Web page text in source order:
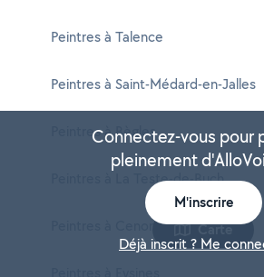
Peintres à Talence
Peintres à Saint-Médard-en-Jalles
Peintres à Bègles
Peintres à La Teste-de-Buch
Peintres à Cenon Carte
Connectez-vous pour
pleinement
M'inscrire
Déjà inscrit ? Me